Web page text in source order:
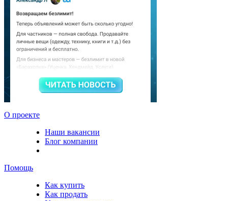
О проекте
Наши вакансии
Блог компании
Помощь
Как купить
Как продать